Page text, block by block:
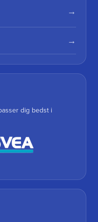
dig bedst i